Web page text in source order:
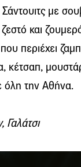
Σάντουιτς με
ζεστό και
περιέχει
κέτσαπ,
όλη την Αθήνα.